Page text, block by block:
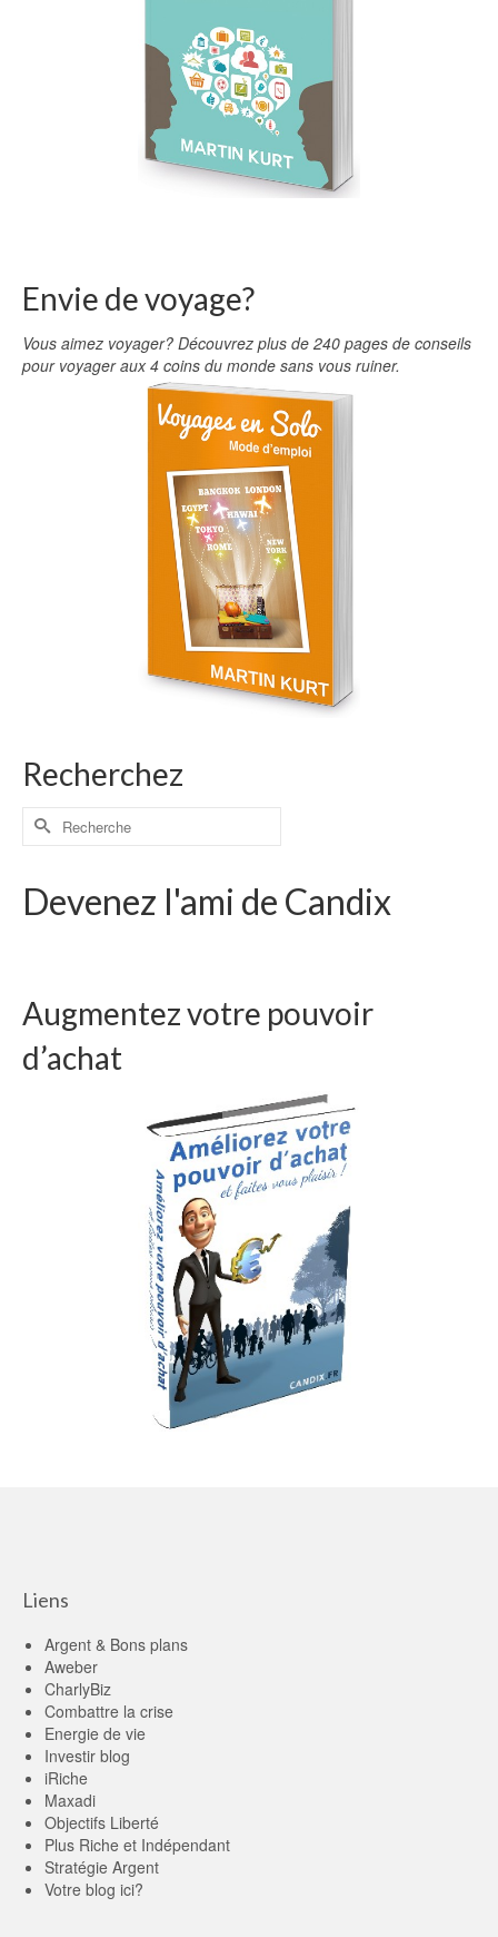
Envie de voyage?
Vous aimez voyager? Découvrez plus de 240 pages de conseils
pour voyager aux 4 coins du monde sans vous ruiner.
Recherchez
Devenez l'ami de Candix
Augmentez votre pouvoir
d’achat
Liens
Argent & Bons plans
Aweber
CharlyBiz
Combattre la crise
Energie de vie
Investir blog
iRiche
Maxadi
Objectifs Liberté
Plus Riche et Indépendant
Stratégie Argent
Votre blog ici?